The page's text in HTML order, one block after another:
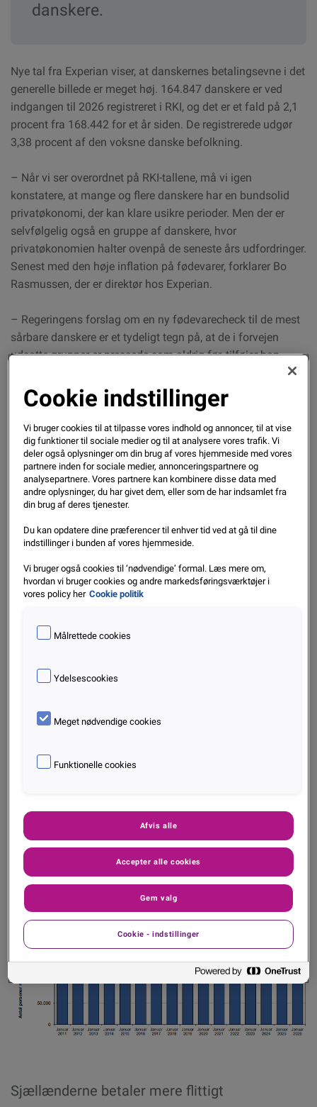
danskere.
Nye tal fra Experian viser, at danskernes betalingsevne i det
generelle billede er meget høj. 164.847 danskere er ved
indgangen til 2026 registreret i RKI, og det er et fald på 2,1
procent fra 168.442 for et år siden. De registrerede udgør
3,38 procent af den voksne danske befolkning.
– Når vi ser overordnet på RKI-tallene, må vi igen
konstatere, at mange og flere danskere har en bundsolid
privatøkonomi, der kan klare usikre perioder. Men der er
selvfølgelig også en gruppe af danskere, hvor
privatøkonomien halter ovenpå de seneste års udfordringer.
Senest med den høje inflation på fødevarer, forklarer Bo
Rasmussen, der er direktør hos Experian.
– Regeringens forslag om en ny fødevarecheck til de mest
sårbare danskere er et tydeligt tegn på, at de i forvejen
udsatte grupper er pressede som aldrig før, tilføjer han.
Læs hele konkursanalysen
Høj beskæftigelse betaler regninger
Ud over en generel sund økonomi og lavere renter og
inflation peger Bo Rasmussen på den høje beskæftigelse
som den væsentligste faktor bag faldet i antallet af RKI-
Siden marts 2021 er beskæftigelsen steget uafbrudt med
over 300.000 personer fra 2.765.000 til over 3.070.000 i
oktober 2025.
stigende beskæftigelse og nogenlunde flade udvikling i
regninger i stor stil bliver betalt, fordi der hver måned triller
samtidig blæser positive vinde på boligmarkedet, må vi
forvente, at de gode takter fortsætter ind i 2026, fremhæver
verdensøkonomien. Men det er efterhånden blevet et
grundvilkår, som danskerne navigerer fint i, fortsætterhan.
Personer registreret med
betalingsanmærkninger i RKI register
Sjællænderne betaler mere flittigt
Cookie indstillinger
Vi bruger cookies til at tilpasse vores indhold og annoncer, til at vise
dig funktioner til sociale medier og til at analysere vores trafik. Vi
deler også oplysninger om din brug af vores hjemmeside med vores
partnere inden for sociale medier, annonceringspartnere og
analysepartnere. Vores partnere kan kombinere disse data med
andre oplysninger, du har givet dem, eller som de har indsamlet fra
din brug af deres tjenester.
Du kan opdatere dine præferencer til enhver tid ved at gå til dine
indstillinger i bunden af vores hjemmeside.
Vi bruger også cookies til ‘nødvendige’ formal. Læs mere om,
hvordan vi bruger cookies og andre markedsføringsværktøjer i
vores policy her Cookie politik
Målrettede cookies
Ydelsescookies
Meget nødvendige cookies
Funktionelle cookies
Afvis alle
Accepter alle cookies
Gem valg
Cookie - indstillinger